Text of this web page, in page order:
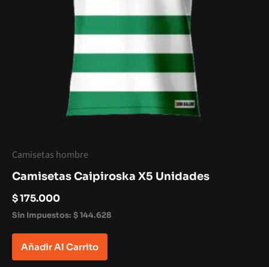
Camisetas hombre
Camisetas Caipiroska X5 Unidades
$175.000
Sin Impuestos: $144.628
Añadir Al Carrito